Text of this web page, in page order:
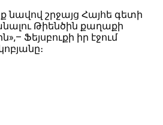
նավով շրջայց Հայհե գետի
Թիենծին քաղաքի
Ֆեյսբուքի իր էջում